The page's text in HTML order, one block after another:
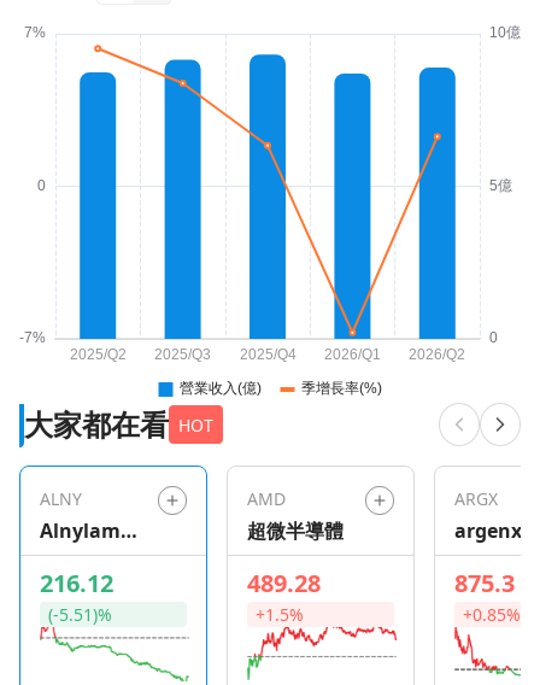
大家都在看 HOT
ALNY
Alnylam
Pharmaceu
ticals
216.12
(-5.51)%
AMD
超微半導體
489.28
+1.5%
ARGX
argenx
875.3
+0.85%